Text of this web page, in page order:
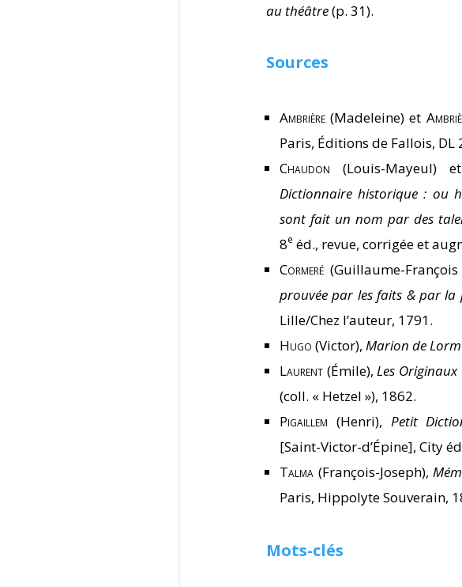
au théâtre(p. 31).
Sources
Ambrière(Madeleine) et
Paris, Éditions de Fallois, DL
Chaudon (Louis-Mayeul)
Dictionnaire historique : ou
sont fait un nom par des
8e éd., revue, corrigée et
Cormeré(Guillaume-
prouvée par les faits & par la
Lille/Chez l’auteur, 1791.
Hugo (Victor), Marion de
Laurent(Émile), Les
(coll. « Hetzel »), 1862.
Pigaillem (Henri), Petit
[Saint-Victor-d’Épine], City
Talma (François-Joseph),
Paris, Hippolyte Souverain,
Mots-clés